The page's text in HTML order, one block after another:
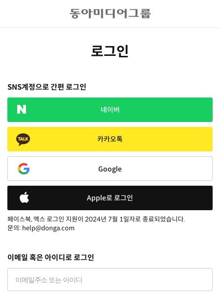
로그인
SNS계정으로 간편 로그인
네이버
카카오톡
Google
Apple로 로그인
페이스북, 엑스 로그인 지원이 2024년 7월 1일자로 종료되었습니다.
문의: help@donga.com
이메일 혹은 아이디로 로그인